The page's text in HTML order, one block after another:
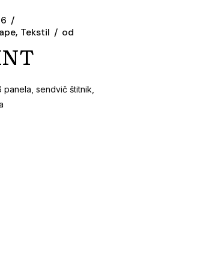
Tekstil od
panela, sendvič štitnik,